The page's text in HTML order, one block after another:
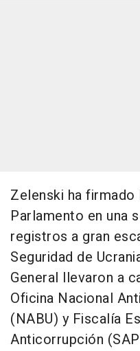
Zelenski ha
Parlamento en una
registros a gran
Seguridad de
General llevaron a
Oficina Nacional
(NABU) y Fiscalía
Anticorrupción